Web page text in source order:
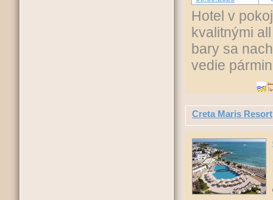
Hotel v
kvalitnými
bary sa
vedie
Creta Maris Resort